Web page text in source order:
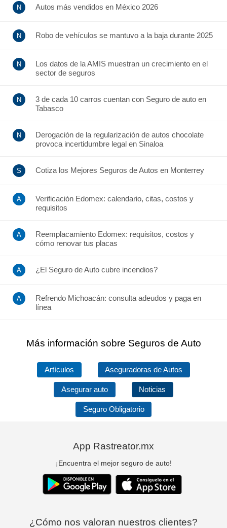
Autos más vendidos en México 2026
Robo de vehículos se mantuvo a la baja durante 2025
Los datos de la AMIS muestran un crecimiento en el
sector de seguros
3 de cada 10 carros cuentan con Seguro de auto en
Tabasco
Derogación de la regularización de autos chocolate
provoca incertidumbre legal en Sinaloa
Cotiza los Mejores Seguros de Autos en Monterrey
Verificación Edomex: calendario, citas, costos y
requisitos
Reemplacamiento Edomex: requisitos, costos y
cómo renovar tus placas
¿El Seguro de Auto cubre incendios?
Refrendo Michoacán: consulta adeudos y paga en
línea
Más información sobre Seguros de Auto
Artículos Aseguradoras de Autos
Asegurar auto Noticias
Seguro Obligatorio
App Rastreator.mx
¡Encuentra el mejor seguro de auto!
¿Cómo nos valoran nuestros clientes?